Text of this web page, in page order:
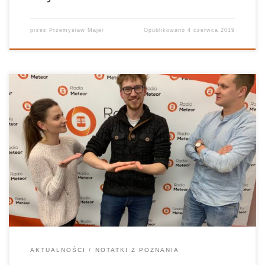
przez Przemysław Majer Opublikowano4 czerwca 2019
24-letni mieszkaniec Poznania, Maksymilian Bilewicz wziął udział
w „Milionerach”. W popularnym teleturnieju wygrał pół miliona
złotych. Jak powszechnie wiadomo, pierwszy milion trzeba
ukraść, jednakże jak pokazuję przykład Maksa, można też…
wygrać! 24-latek był bardzo blisko zgarnięcia głównej nagrody
jako trzecia […]
AKTUALNOŚCI NOTATKI Z POZNANIA